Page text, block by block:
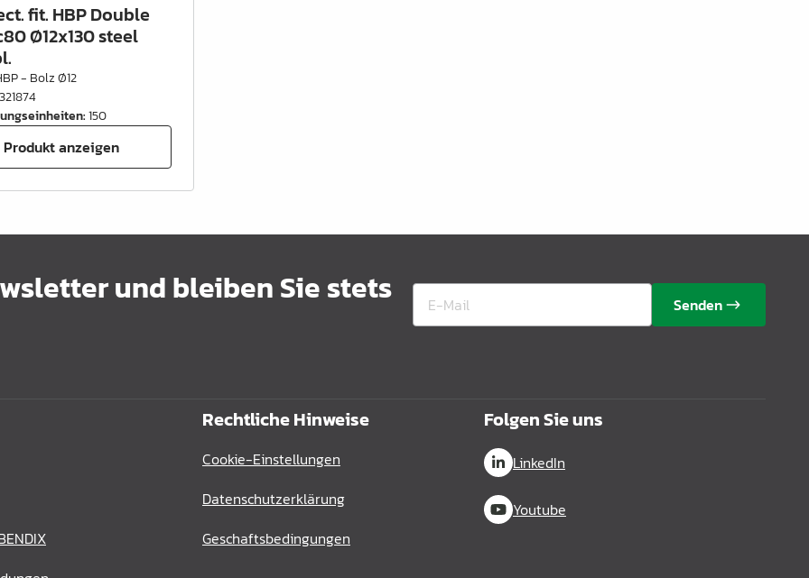
fit. HBP Double
Ø12x130 steel
- Bolz Ø12
321874
:150
Produkt anzeigen
und bleiben Sie stets Senden
Rechtliche Hinweise
Cookie-Einstellungen
Datenschutzerklärung
Geschaftsbedingungen
Folgen Sie uns
LinkedIn
Youtube